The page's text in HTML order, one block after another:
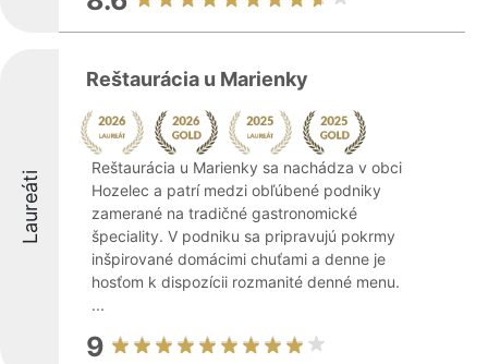
Laureáti
Reštaurácia u Marienky
Reštaurácia u Marienky sa nachádza v obci
Hozelec a patrí medzi obľúbené podniky
zamerané na tradičné gastronomické
špeciality. V podniku sa pripravujú pokrmy
inšpirované domácimi chuťami a denne je
hosťom k dispozícii rozmanité denné menu.
...
9